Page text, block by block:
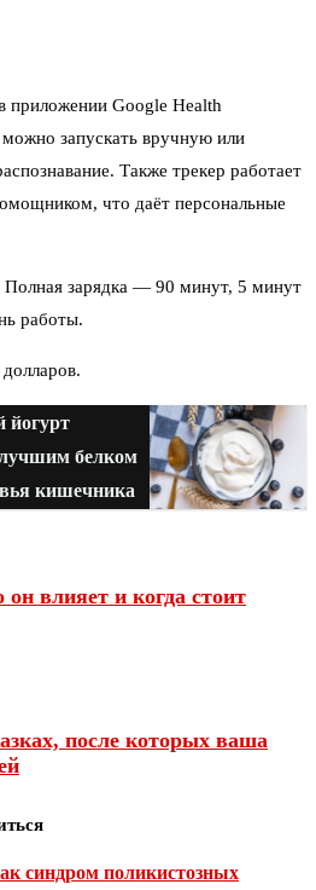
приложении Google Health
запускать вручную или
Также трекер работает
что даёт персональные
Полная зарядка — 90 минут, 5 минут
работы.
йогурт
лучшим белком
кишечника
влияет и когда стоит
после которых ваша
синдром поликистозных